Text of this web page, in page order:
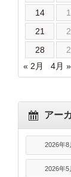
14
21
28
« 2月
4月 »
アー
2026年8
2026年5